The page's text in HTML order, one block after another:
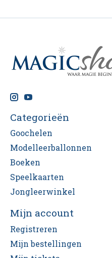
Categorieën
Goochelen
Modelleerballonnen
Boeken
Speelkaarten
Jongleerwinkel
Mijn account
Registreren
Mijn bestellingen